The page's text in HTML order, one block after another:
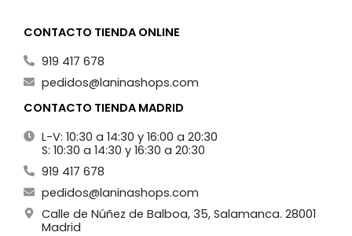
CONTACTO TIENDA ONLINE
919 417 678
pedidos@laninashops.com
CONTACTO TIENDA MADRID
L-V: 10:30 a 14:30 y 16:00 a 20:30
S: 10:30 a 14:30 y 16:30 a 20:30
919 417 678
pedidos@laninashops.com
Calle de Núñez de Balboa, 35, Salamanca. 28001
Madrid